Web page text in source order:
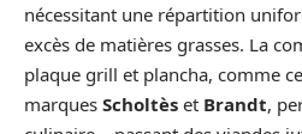
nécessitant une répartition
excès de matières grasses. La
plaque grill et plancha, comme
marques Scholtès et Brandt,